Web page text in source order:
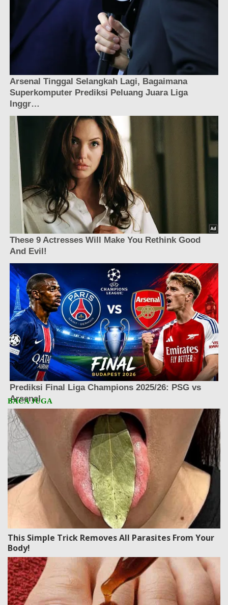
This Simple Trick Removes All Parasites From Your
Body!